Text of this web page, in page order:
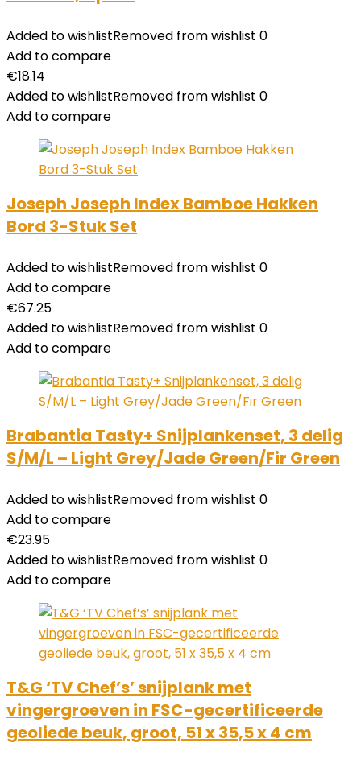
Added to wishlistRemoved from wishlist 0
Add to compare
€18.14
Added to wishlistRemoved from wishlist 0
Add to compare
Joseph Joseph Index Bamboe Hakken
Bord 3-Stuk Set
Added to wishlistRemoved from wishlist 0
Add to compare
€67.25
Added to wishlistRemoved from wishlist 0
Add to compare
Brabantia Tasty+ Snijplankenset, 3 delig
S/M/L – Light Grey/Jade Green/Fir Green
Added to wishlistRemoved from wishlist 0
Add to compare
€23.95
Added to wishlistRemoved from wishlist 0
Add to compare
T&G ‘TV Chef’s’ snijplank met
vingergroeven in FSC-gecertificeerde
geoliede beuk, groot, 51 x 35,5 x 4 cm